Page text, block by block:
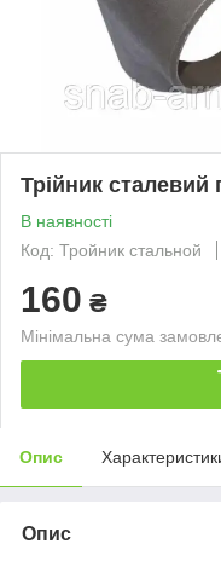
Трійник
В наявності
Код: Тройник стальной
160 ₴
Мінімальна сума
Опис
Опис